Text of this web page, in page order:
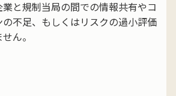
と規制当局の間での情報共有やコ
不足、もしくはリスクの過小評価
ん。